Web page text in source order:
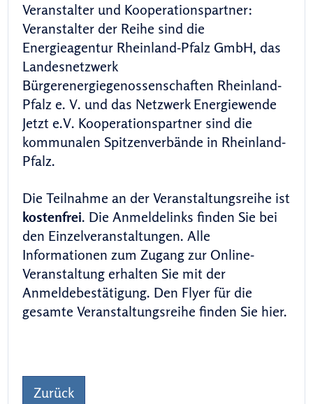
Veranstalter und Kooperationspartner:
Veranstalter der Reihe sind die
Energieagentur Rheinland-Pfalz GmbH, das
Landesnetzwerk
Bürgerenergiegenossenschaften Rheinland-
Pfalz e. V. und das Netzwerk Energiewende
Jetzt e.V. Kooperationspartner sind die
kommunalen Spitzenverbände in Rheinland-
Pfalz.
Die Teilnahme an der Veranstaltungsreihe ist
kostenfrei. Die Anmeldelinks finden Sie bei
den Einzelveranstaltungen. Alle
Informationen zum Zugang zur Online-
Veranstaltung erhalten Sie mit der
Anmeldebestätigung. Den Flyer für die
gesamte Veranstaltungsreihe finden Sie hier.
Zurück